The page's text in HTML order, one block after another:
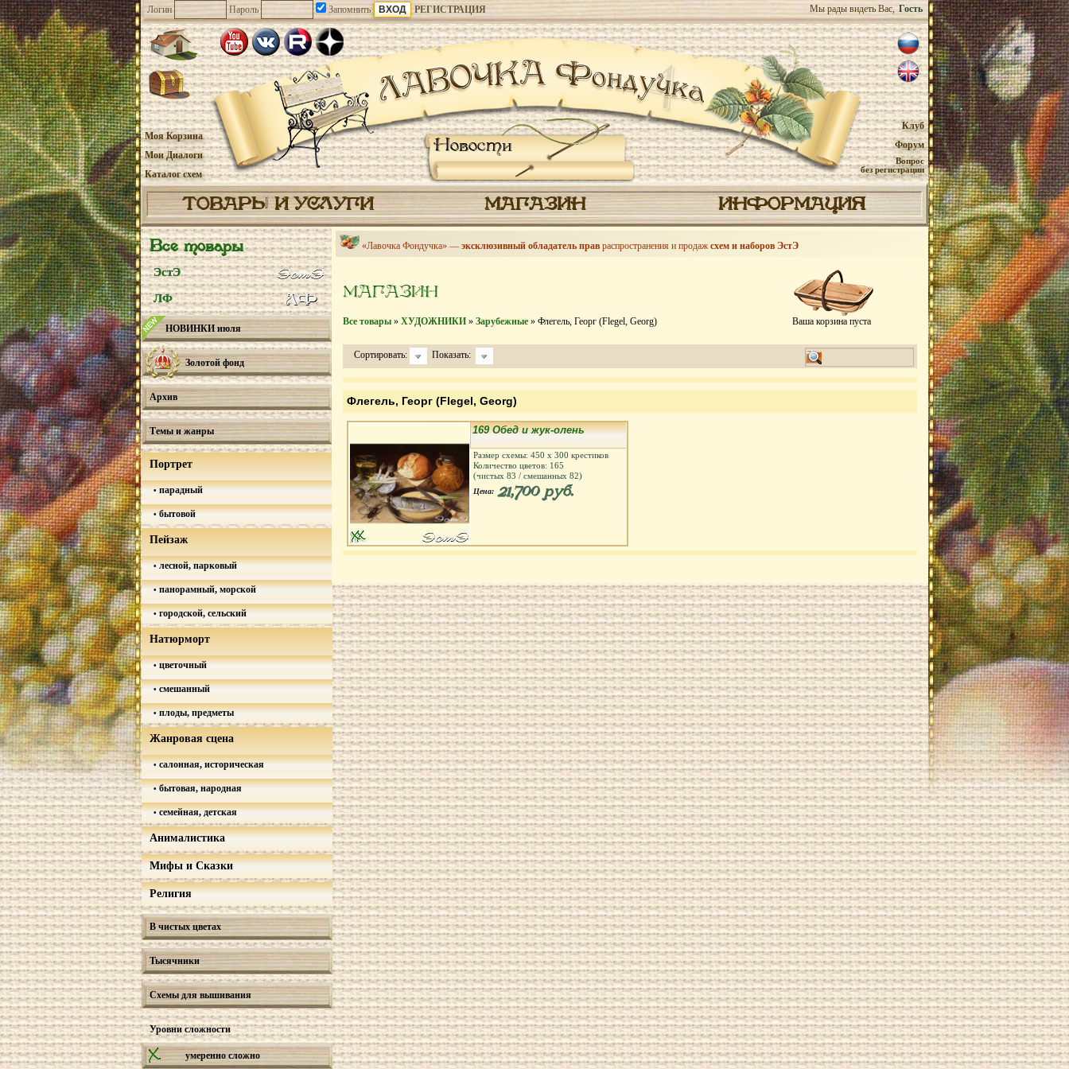
Логин Пароль Запомнить РЕГИСТРАЦИЯ Мы рады видеть Вас, Гость
Новости
Моя Корзина
Мои Диалоги
Каталог схем
Клуб
Форум
Вопрос
без регистрации
ТОВАРЫ И УСЛУГИ МАГАЗИН ИНФОРМАЦИЯ
Все товары
ЭстЭ
ЛФ
НОВИНКИ июля
Золотой фонд
Архив
Темы и жанры
Портрет
парадный
бытовой
Пейзаж
лесной, парковый
панорамный, морской
городской, сельский
Натюрморт
цветочный
смешанный
плоды, предметы
Жанровая сцена
салонная, историческая
бытовая, народная
семейная, детская
Анималистика
Мифы и Сказки
Религия
В чистых цветах
Тысячники
Схемы для вышивания
Уровни сложности
умеренно сложно
«Лавочка Фондучка» — эксклюзивный обладатель прав распространения и продажсхем и наборов ЭстЭ
Ваша корзина пуста
МАГАЗИН
Все товары » ХУДОЖНИКИ » Зарубежные » Флегель, Георг (Flegel, Georg)
Сортировать: Показать:
Флегель, Георг (Flegel, Georg)
169 Обед и жук-олень
Размер схемы: 450 х 300 крестиков
Количество цветов: 165
(чистых 83 / смешанных 82)
Цена: 21,700 руб.